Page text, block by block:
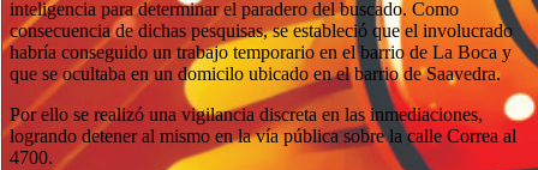
inteligencia para determinar el paradero del buscado. Como
consecuencia de dichas pesquisas, se estableció que el involucrado
habría conseguido un trabajo temporario en el barrio de La Boca y
que se ocultaba en un domicilo ubicado en el barrio de Saavedra.
Por ello se realizó una vigilancia discreta en las inmediaciones,
logrando detener al mismo en la vía pública sobre la calle Correa al
4700.